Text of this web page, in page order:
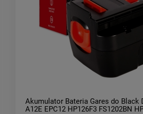
Akumulator Bateria Gares do Black
A12E EPC12 HP126F3 FS1202BN